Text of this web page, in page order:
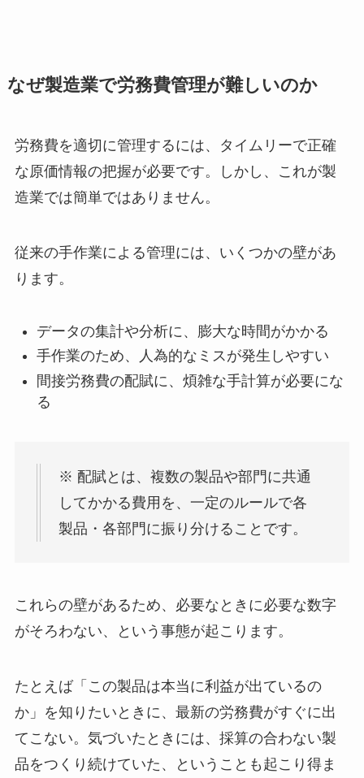
なぜ製造業で労務費管理が難しいのか
労務費を適切に管理するには、タイムリーで正確
な原価情報の把握が必要です。しかし、これが製
造業では簡単ではありません。
従来の手作業による管理には、いくつかの壁があ
ります。
データの集計や分析に、膨大な時間がかかる
手作業のため、人為的なミスが発生しやすい
間接労務費の配賦に、煩雑な手計算が必要にな
る
※ 配賦とは、複数の製品や部門に共通
してかかる費用を、一定のルールで各
製品・各部門に振り分けることです。
これらの壁があるため、必要なときに必要な数字
がそろわない、という事態が起こります。
たとえば「この製品は本当に利益が出ているの
か」を知りたいときに、最新の労務費がすぐに出
てこない。気づいたときには、採算の合わない製
品をつくり続けていた、ということも起こり得ま